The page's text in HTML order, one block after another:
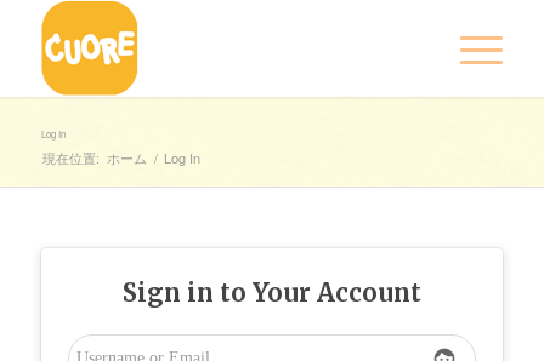
Log In
現在位置: ホーム / Log In
Sign in to Your Account